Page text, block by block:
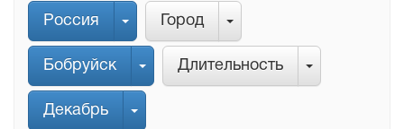
Россия Город
Бобруйск Длительность
Декабрь